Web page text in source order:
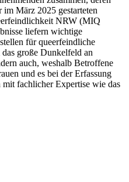
März 2025 gestarteten
NRW (MIQ
liefern wichtige
für queerfeindliche
große Dunkelfeld an
auch, weshalb Betroffene
und es bei der Erfassung
fachlicher Expertise wie das